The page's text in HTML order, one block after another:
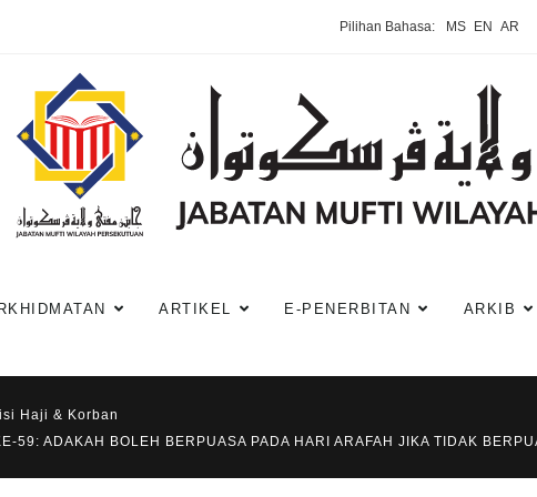
Pilihan Bahasa: MS EN AR
ARTIKEL E-PENERBITAN ARKIB
Haji & Korban
59: ADAKAH BOLEH BERPUASA PADA HARI ARAFAH JIKA TIDAK